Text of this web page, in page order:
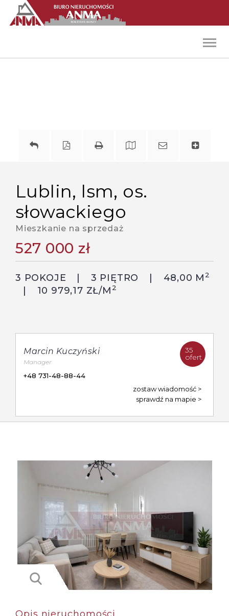
lublin, lsm, os.
słowackiego
Mieszkanie na sprzedaż
527 000 zł
3 POKOJE 3 PIĘTRO 48,00 M 2
10 979,17 ZŁ/M 2
35
ofert
Marcin Kuczyński
Manager
+48 731-48-88-44
zostaw wiadomość
sprawdź na mapie